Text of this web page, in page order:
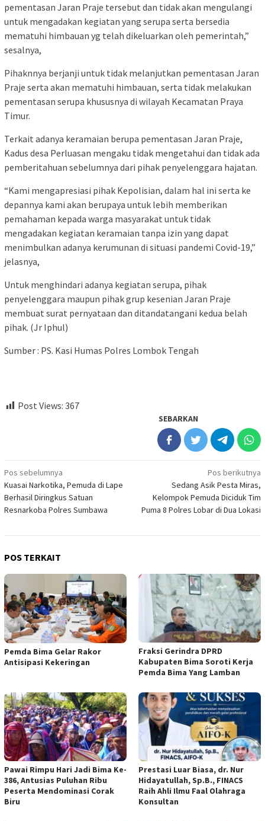
pementasan Jaran Praje tersebut dan tidak akan mengulangi
untuk mengadakan kegiatan yang serupa serta bersedia
mematuhi himbauan yg telah dikeluarkan oleh pemerintah,”
sesalnya,
Pihaknnya berjanji untuk tidak melanjutkan pementasan Jaran
Praje serta akan mematuhi himbauan, serta tidak melakukan
pementasan serupa khususnya di wilayah Kecamatan Praya
Timur.
Terkait adanya keramaian berupa pementasan Jaran Praje,
Kadus desa Perluasan mengaku tidak mengetahui dan tidak ada
pemberitahuan sebelumnya dari pihak penyelenggara hajatan.
“Kami mengapresiasi pihak Kepolisian, dalam hal ini serta ke
depannya kami akan berupaya untuk lebih memberikan
pemahaman kepada warga masyarakat untuk tidak
mengadakan kegiatan keramaian tanpa izin yang dapat
menimbulkan adanya kerumunan di situasi pandemi Covid-19,”
jelasnya,
Untuk menghindari adanya kegiatan serupa, pihak
penyelenggara maupun pihak grup kesenian Jaran Praje
membuat surat pernyataan dan ditandatangani kedua belah
pihak. (Jr Iphul)
Sumber : PS. Kasi Humas Polres Lombok Tengah
Post Views: 367
SEBARKAN
Navigasi
pos
Pos sebelumnya
Kuasai Narkotika, Pemuda di Lape
Berhasil Diringkus Satuan
Resnarkoba Polres Sumbawa
Pos berikutnya
Sedang Asik Pesta Miras,
Kelompok Pemuda Diciduk Tim
Puma 8 Polres Lobar di Dua Lokasi
POS TERKAIT
Pemda Bima Gelar Rakor
Antisipasi Kekeringan
Fraksi Gerindra DPRD
Kabupaten Bima Soroti Kerja
Pemda Bima Yang Lamban
Pawai Rimpu Hari Jadi Bima Ke-
386, Antusias Puluhan Ribu
Peserta Mendominasi Corak
Biru
Prestasi Luar Biasa, dr. Nur
Hidayatullah, Sp.B., FINACS
Raih Ahli Ilmu Faal Olahraga
Konsultan